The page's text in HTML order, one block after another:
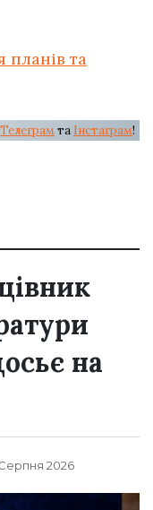
планів та
Телеграм та Інстаграм!
на
2026